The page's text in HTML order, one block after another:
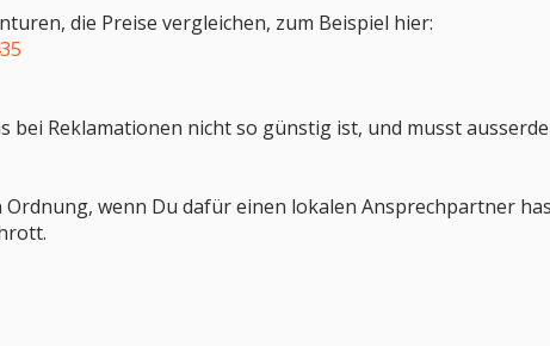
die Preise vergleichen, zum Beispiel hier:
bei Reklamationen nicht so günstig ist, und musst
wenn Du dafür einen lokalen Ansprechpartner